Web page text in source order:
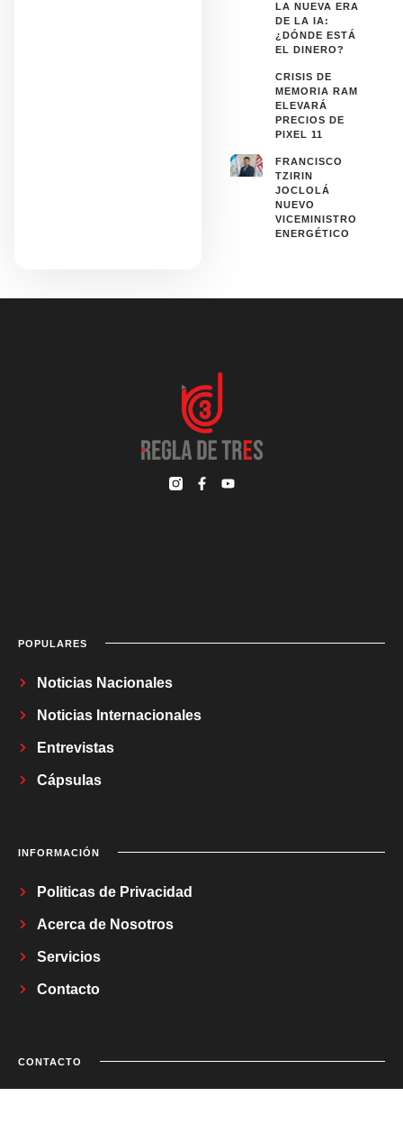
LA NUEVA ERA
DE LA IA:
¿DÓNDE ESTÁ
EL DINERO?
CRISIS DE
MEMORIA RAM
ELEVARÁ
PRECIOS DE
PIXEL 11
FRANCISCO
TZIRIN
JOCLOLÁ
NUEVO
VICEMINISTRO
ENERGÉTICO
POPULARES
Noticias Nacionales
Noticias Internacionales
Entrevistas
Cápsulas
INFORMACIÓN
Politicas de Privacidad
Acerca de Nosotros
Servicios
Contacto
CONTACTO